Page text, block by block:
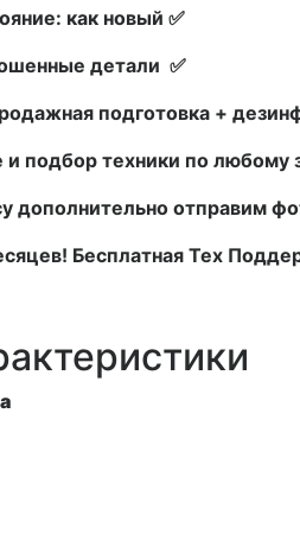
как новый ✅
детали ✅
подготовка +
и подбор техники по любому
дополнительно отправим
Бесплатная Тех